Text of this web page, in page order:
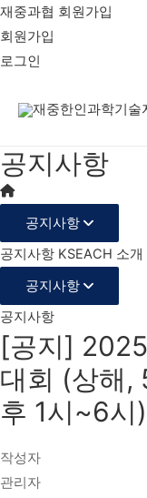
재중과협 회원가입
회원가입
로그인
공지사항
공지사항
공지사항 KSEACH 소개
공지사항
공지사항
[공지]
대회 (상해,
후 1시~6시)
작성자
관리자